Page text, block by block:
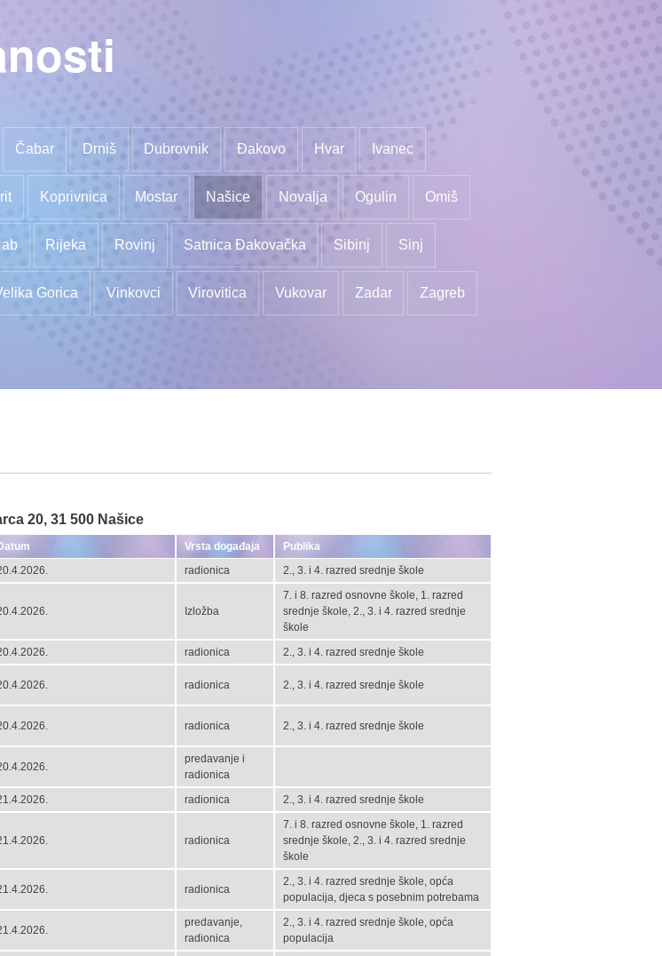
Čabar Drniš Dubrovnik Đakovo Hvar Ivanec
Koprivnica Mostar Našice Novalja Ogulin Omiš
Rijeka Rovinj Satnica Đakovačka Sibinj Sinj
Gorica Vinkovci Virovitica Vukovar Zadar Zagreb
20, 31 500 Našice
Vrsta događaja
Publika
radionica 2., 3. i 4. razred srednje škole
Izložba
7. i 8. razred osnovne škole, 1. razred
srednje škole, 2., 3. i 4. razred srednje
škole
radionica
2., 3. i 4. razred srednje škole
radionica 2., 3. i 4. razred srednje škole
radionica 2., 3. i 4. razred srednje škole
predavanje i
radionica
radionica 2., 3. i 4. razred srednje škole
radionica
7. i 8. razred osnovne škole, 1. razred
srednje škole, 2., 3. i 4. razred srednje
škole
radionica
2., 3. i 4. razred srednje škole, opća
populacija, djeca s posebnim potrebama
predavanje,
radionica
2., 3. i 4. razred srednje škole, opća
populacija